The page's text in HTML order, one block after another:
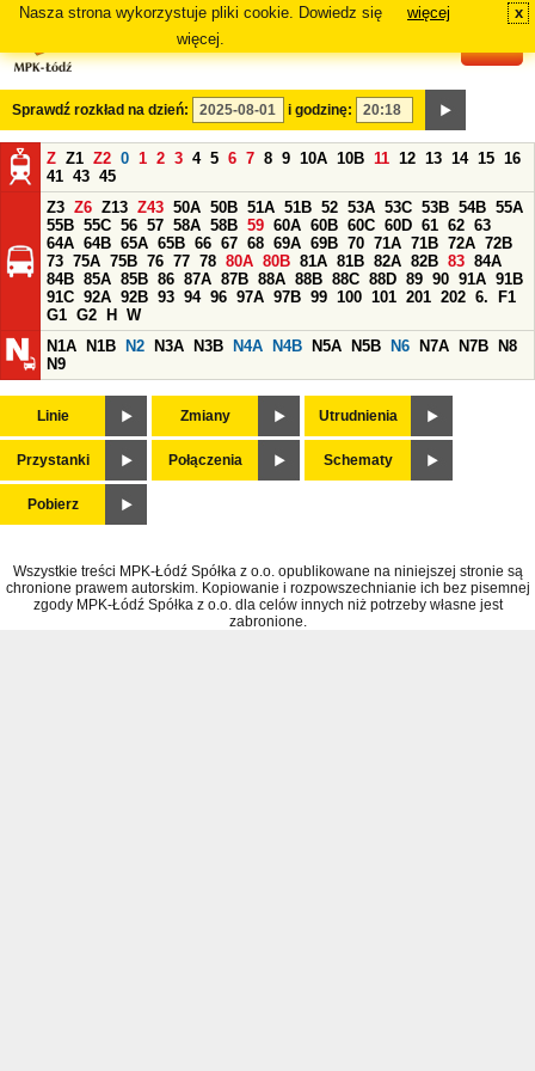
Nasza strona wykorzystuje pliki cookie. Dowiedz się
więcej.
więcej x
Sprawdź rozkład na dzień: i godzinę:
Z Z1 Z2 0 1 2 3 4 5 6 7 8 9 10A 10B 11 12 13 14 15 16
41 43 45
Z3 Z6 Z13 Z43 50A 50B 51A 51B 52 53A 53C 53B 54B 55A
55B 55C 56 57 58A 58B 59 60A 60B 60C 60D 61 62 63
64A 64B 65A 65B 66 67 68 69A 69B 70 71A 71B 72A 72B
73 75A 75B 76 77 78 80A 80B 81A 81B 82A 82B 83 84A
84B 85A 85B 86 87A 87B 88A 88B 88C 88D 89 90 91A 91B
91C 92A 92B 93 94 96 97A 97B 99 100 101 201 202 6.
F1
G1 G2 H
W
N1A
N1B N2 N3A N3B N4A N4B N5A N5B N6 N7A N7B
N8
N9
Linie Zmiany Utrudnienia
Przystanki Połączenia Schematy
Pobierz
Wszystkie treści MPK-Łódź Spółka z o.o. opublikowane na niniejszej stronie są
chronione prawem autorskim. Kopiowanie i rozpowszechnianie ich bez pisemnej
zgody MPK-Łódź Spółka z o.o. dla celów innych niż potrzeby własne jest
zabronione.